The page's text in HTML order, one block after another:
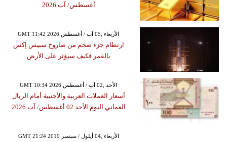
أغسطس/ آب 2026
GMT 11:42 2026 الأربعاء ,05 آب / أغسطس
ارتطام جزء ضخم من صاروخ سبيس إكس
بالقمر فكيف سيؤثر على الأرض
GMT 10:34 2026 الأحد ,02 آب / أغسطس
أسعار العملات العربية والأجنبية أمام الريال
العماني اليوم الأحد 02 أغسطس/ آب 2026
GMT 21:24 2019 الأربعاء ,04 أيلول / سبتمبر